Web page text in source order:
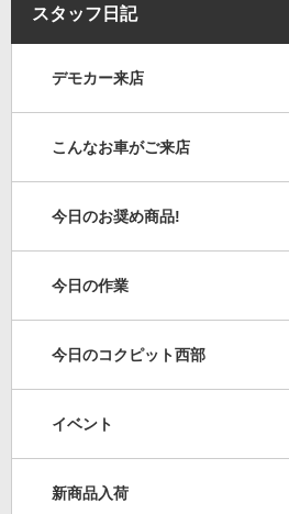
スタッフ日記
デモカー来店
こんなお車がご来店
今日のお奨め商品!
今日の作業
今日のコクピット西部
イベント
新商品入荷